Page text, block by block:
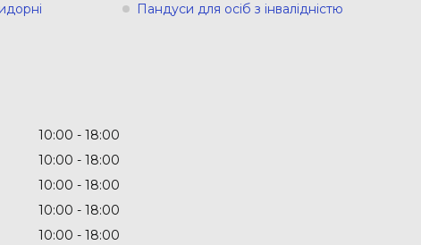
Пандуси для осіб з інвалідністю
10:00
18:00
10:00
18:00
10:00
18:00
10:00
18:00
10:00
18:00